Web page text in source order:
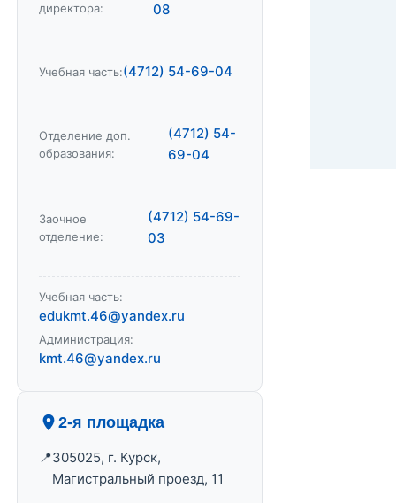
директора:
08
Учебная часть:(4712) 54-69-04
Отделение доп.
образования:
(4712) 54-
69-04
Заочное
отделение:
(4712) 54-69-
03
Учебная часть:
edukmt.46@yandex.ru
Администрация:
kmt.46@yandex.ru
2-я площадка
305025, г. Курск,
Магистральный проезд, 11